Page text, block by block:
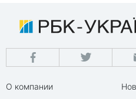
О компании